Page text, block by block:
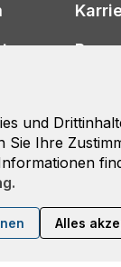
Zweckverband
und
Sie Ihre
Alles